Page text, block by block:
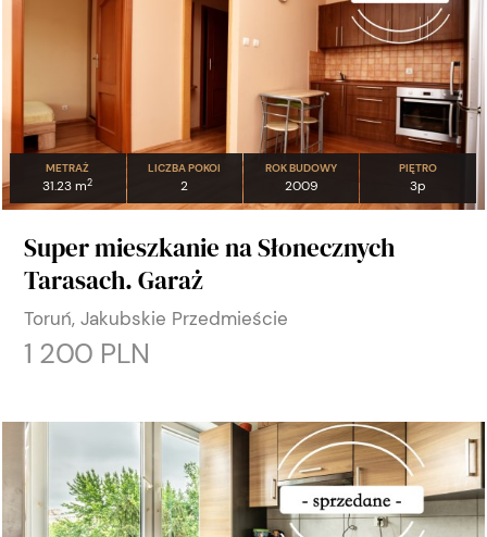
METRAŻ
31.23 m2
LICZBA POKOI
2
ROK BUDOWY
2009
PIĘTRO
3p
Super mieszkanie na Słonecznych
Tarasach. Garaż
Toruń, Jakubskie Przedmieście
1 200 PLN